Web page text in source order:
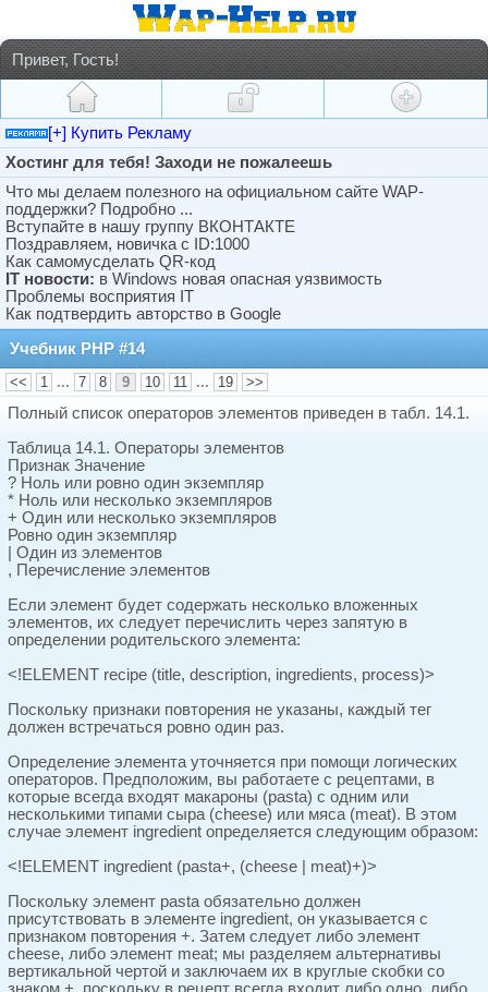
Привет, Гость!
[+] Купить Рекламу
Хостинг для тебя! Заходи не пожалеешь
Что мы делаем полезного на официальном сайте WAP-
поддержки? Подробно ...
Вступайте в нашу группу ВКОНТАКТЕ
Поздравляем, новичка с ID:1000
Как самомусделать QR-код
IT новости: в Windows новая опасная уязвимость
Проблемы восприятия IT
Как подтвердить авторство в Google
Учебник PHP #14
<< 1 ... 7 8 9 10 11 ... 19 >>
Полный список операторов элементов приведен в табл. 14.1.
Таблица 14.1. Операторы элементов
Признак Значение
? Ноль или ровно один экземпляр
* Ноль или несколько экземпляров
+ Один или несколько экземпляров
Ровно один экземпляр
| Один из элементов
, Перечисление элементов
Если элемент будет содержать несколько вложенных
элементов, их следует перечислить через запятую в
определении родительского элемента:
<!ELEMENT recipe (title, description, ingredients, process)>
Поскольку признаки повторения не указаны, каждый тег
должен встречаться ровно один раз.
Определение элемента уточняется при помощи логических
операторов. Предположим, вы работаете с рецептами, в
которые всегда входят макароны (pasta) с одним или
несколькими типами сыра (cheese) или мяса (meat). В этом
случае элемент ingredient определяется следующим образом:
<!ELEMENT ingredient (pasta+, (cheese | meat)+)>
Поскольку элемент pasta обязательно должен
присутствовать в элементе ingredient, он указывается с
признаком повторения +. Затем следует либо элемент
cheese, либо элемент meat; мы разделяем альтернативы
вертикальной чертой и заключаем их в круглые скобки со